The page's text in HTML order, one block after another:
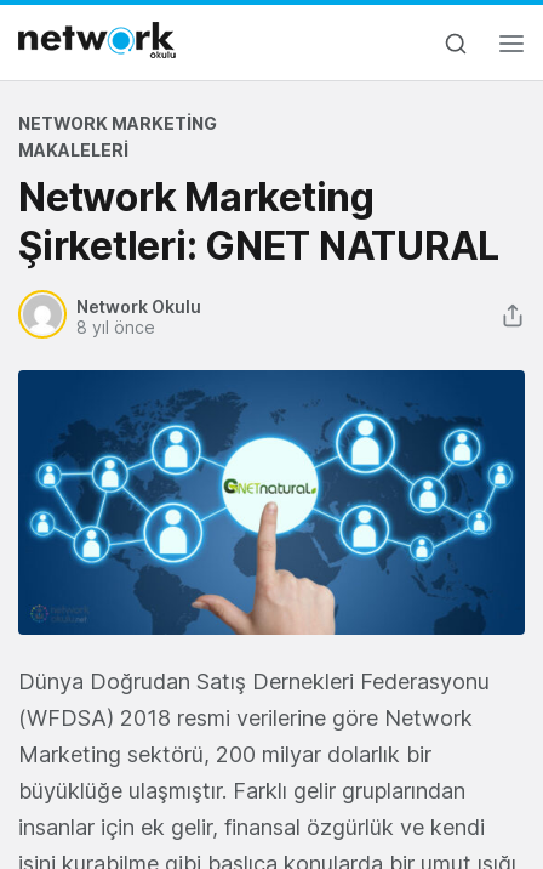
NETWORK MARKETING
MAKALELERI
Network Marketing
Şirketleri: GNET NATURAL
Network Okulu
8 yıl önce
Dünya Doğrudan Satış Dernekleri Federasyonu
(WFDSA) 2018 resmi verilerine göre Network
Marketing sektörü, 200 milyar dolarlık bir
büyüklüğe ulaşmıştır. Farklı gelir gruplarından
insanlar için ek gelir, finansal özgürlük ve kendi
işini kurabilme gibi başlıca konularda bir umut ışığı